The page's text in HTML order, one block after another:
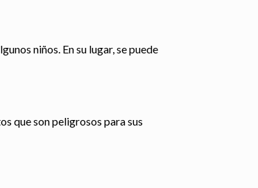
niños. En su lugar, se puede
que son peligrosos para sus